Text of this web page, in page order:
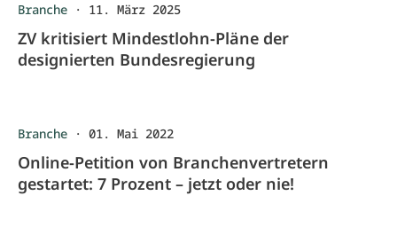
Branche · 11. März 2025
ZV kritisiert Mindestlohn-Pläne der
designierten Bundesregierung
Branche · 01. Mai 2022
Online-Petition von Branchenvertretern
gestartet: 7 Prozent – jetzt oder nie!